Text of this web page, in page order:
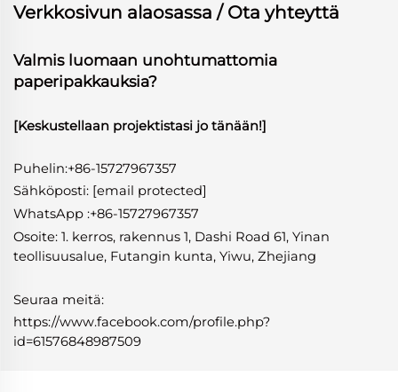
Verkkosivun alaosassa / Ota yhteyttä
Valmis luomaan unohtumattomia
paperipakkauksia?
[Keskustellaan projektistasi jo tänään!]
Puhelin:+86-15727967357
Sähköposti: [email protected]
WhatsApp :+86-15727967357
Osoite: 1. kerros, rakennus 1, Dashi Road 61, Yinan
teollisuusalue, Futangin kunta, Yiwu, Zhejiang
Seuraa meitä:
https://www.facebook.com/profile.php?
id=61576848987509